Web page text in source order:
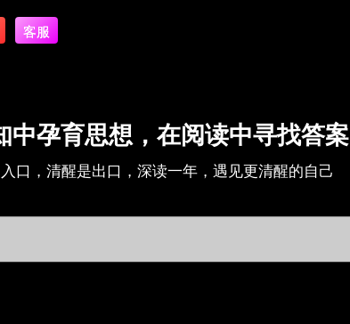
客服
中孕育思想，在阅读中寻找答案
口，清醒是出口，深读一年，遇见更清醒的自己